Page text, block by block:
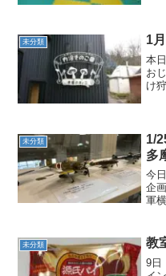
日
未分類 1
本
お
け
た
未分類
1/
多
今
企
軍
の
よ
未分類 教
9日